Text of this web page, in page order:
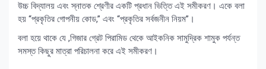
উচ্চ বিদ্যালয় এবং স্নাতক শ্রেণীর একটি প্রধান ভিত্তি এই সমীকরণ। একে বলা
হয় “প্রকৃতির গোপনীয় কোড,” এবং “প্রকৃতির সর্বজনীন নিয়ম”।
বলা হয়ে থাকে যে ,গিজার গ্রেট পিরামিড থেকে আইকনিক সামুদ্রিক শামুক পর্যন্ত
সমস্ত কিছুর মাত্রা পরিচালনা করে এই সমীকরণ।